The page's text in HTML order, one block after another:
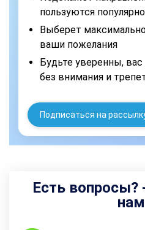
пользуются
Выберет
ваши пожелания
Будьте уверенны,
без внимания и
Подписаться на
Есть вопросы?